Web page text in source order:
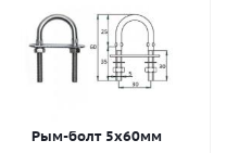
Рым-болт 5х60мм